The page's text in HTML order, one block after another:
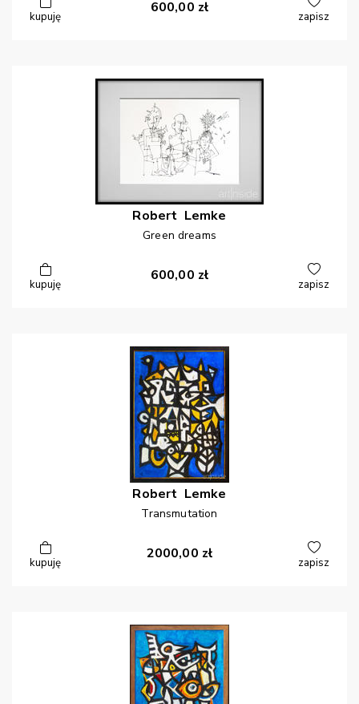
kupuję
600,00 zł
zapisz
Robert Lemke
Green dreams
kupuję
600,00 zł
zapisz
Robert Lemke
Transmutation
kupuję
2000,00 zł
zapisz